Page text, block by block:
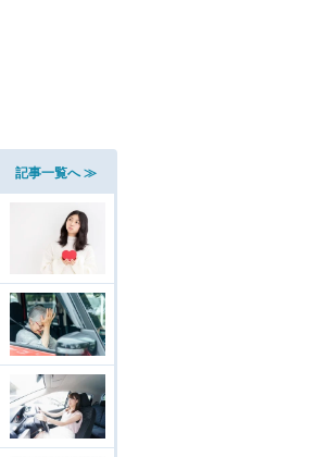
記事一覧へ ≫